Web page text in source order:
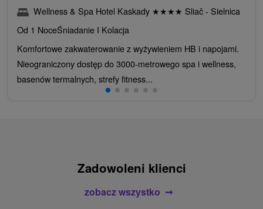
Wellness & Spa Hotel Kaskady ★★★★ Sliač - Sielnica
Od 1 NoceŚniadanie I Kolacja
Komfortowe zakwaterowanie z wyżywieniem HB i napojami.
Nieograniczony dostęp do 3000-metrowego spa i wellness,
basenów termalnych, strefy fitness...
Zadowoleni klienci
zobacz wszystko